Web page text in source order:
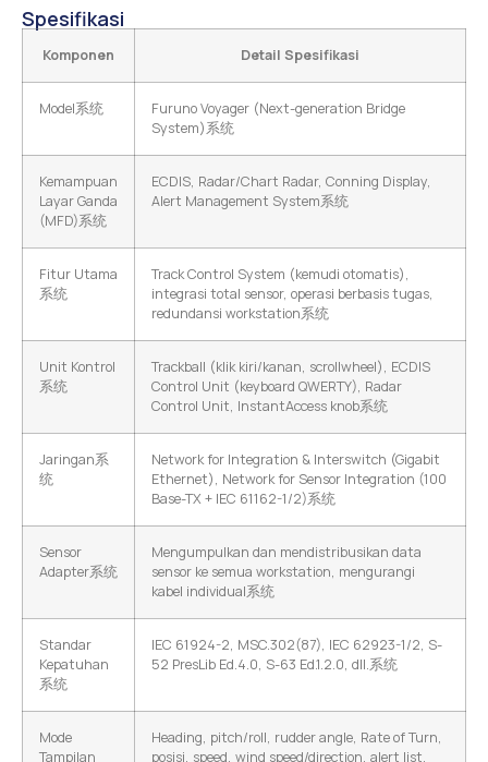
Spesifikasi
Komponen Detail Spesifikasi
Model系统
Furuno Voyager (Next-generation Bridge
System)系统
Kemampuan
Layar Ganda
(MFD)系统
ECDIS, Radar/Chart Radar, Conning Display,
Alert Management System系统
Fitur Utama
系统
Track Control System (kemudi otomatis),
integrasi total sensor, operasi berbasis tugas,
redundansi workstation系统
Unit Kontrol
系统
Trackball (klik kiri/kanan, scrollwheel), ECDIS
Control Unit (keyboard QWERTY), Radar
Control Unit, InstantAccess knob系统
Jaringan系
统
Network for Integration & Interswitch (Gigabit
Ethernet), Network for Sensor Integration (100
Base-TX + IEC 61162-1/2)系统
Sensor
Adapter系统
Mengumpulkan dan mendistribusikan data
sensor ke semua workstation, mengurangi
kabel individual系统
Standar
Kepatuhan
系统
IEC 61924-2, MSC.302(87), IEC 62923-1/2, S-
52 PresLib Ed.4.0, S-63 Ed.1.2.0, dll.系统
Mode
Tampilan
Heading, pitch/roll, rudder angle, Rate of Turn,
posisi, speed, wind speed/direction, alert list,